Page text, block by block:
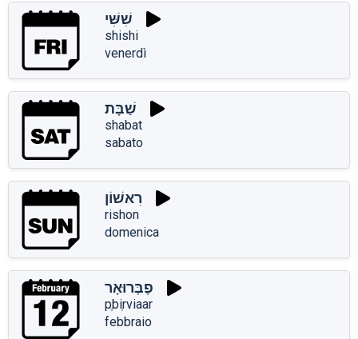
שִׁשִּׁי
shishi
venerdì
שַׁבָּת
shabat
sabato
רִאשׁוֹן
rishon
domenica
פֶבְּרוּאָר
pֶbiְrviaar
febbraio